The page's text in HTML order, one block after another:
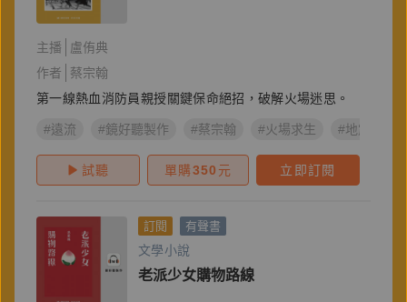
主播
盧侑典
作者
蔡宗翰
第一線熱血消防員親授關鍵保命絕招，破解火場迷思。
#遠流 #鏡好聽製作 #蔡宗翰 #火場求生 #地震應變
試聽 單購350 元 立即訂閱
訂閱 有聲書
文學小說
老派少女購物路線